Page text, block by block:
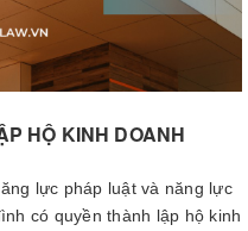
HỘ KINH DOANH
lực pháp luật và năng lực
có quyền thành lập hộ kinh